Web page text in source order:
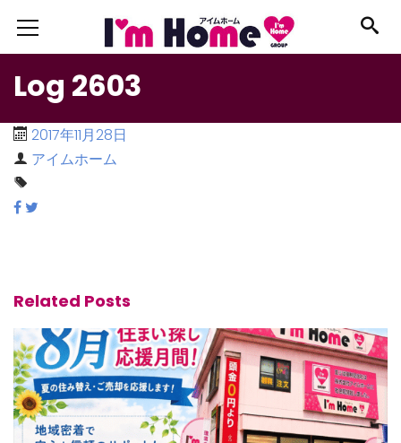
Log 2603
2017年11月28日
アイムホーム
Related Posts